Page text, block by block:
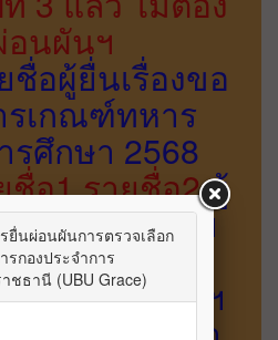
นผันฯ
ชื่อผู้ยื่นเรื่องขอ
เกณฑ์ทหาร
รศึกษา 2568
ชื่อ1รายชื่อ2ผู้
ระบบผ่อนผันฯ
กพบว่ารายชื่อ
ต่อที่งานวินัยฯ